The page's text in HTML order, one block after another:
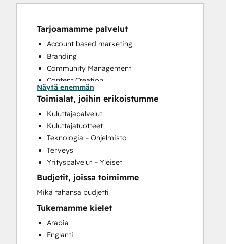
Tarjoamamme palvelut
Account based marketing
Branding
Community Management
Content Creation
CRM Implementation
CRM Migration
Custom API Integrations
Customer Marketing
Customer Success Training
Customer Support Training
Customer Survey and Analysis
Email Marketing
Full Inbound Marketing Services
HubSpot Onboarding
Knowledge Base Development
Programmable Automation
Näytä enemmän
Toimialat, joihin erikoistumme
Kuluttajapalvelut
Kuluttajatuotteet
Teknologia – Ohjelmisto
Terveys
Yrityspalvelut – Yleiset
Budjetit, joissa toimimme
Mikä tahansa budjetti
Tukemamme kielet
Arabia
Englanti